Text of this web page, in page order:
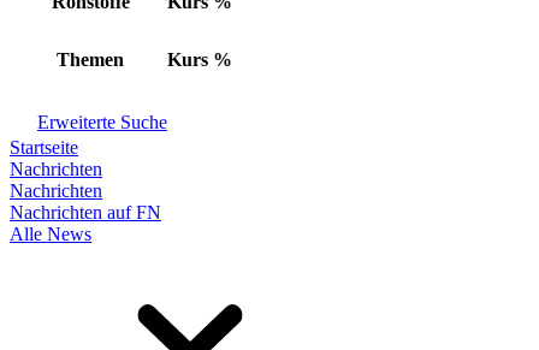
Themen Kurs %
Erweiterte Suche
Startseite
Nachrichten
Nachrichten
Nachrichten auf FN
Alle News